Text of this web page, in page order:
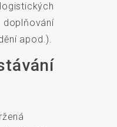
doplňování
apod.).